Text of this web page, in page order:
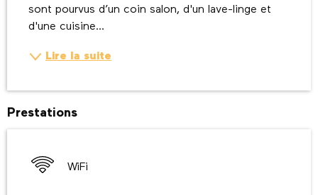
sont pourvus d’un coin salon, d'un lave-linge et
d'une cuisine...
Lire la suite
Prestations
WiFi